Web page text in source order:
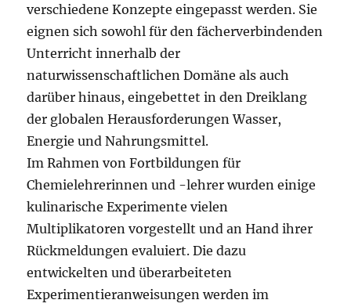
verschiedene Konzepte eingepasst werden. Sie
eignen sich sowohl für den fächerverbindenden
Unterricht innerhalb der
naturwissenschaftlichen Domäne als auch
darüber hinaus, eingebettet in den Dreiklang
der globalen Herausforderungen Wasser,
Energie und Nahrungsmittel.
Im Rahmen von Fortbildungen für
Chemielehrerinnen und -lehrer wurden einige
kulinarische Experimente vielen
Multiplikatoren vorgestellt und an Hand ihrer
Rückmeldungen evaluiert. Die dazu
entwickelten und überarbeiteten
Experimentieranweisungen werden im